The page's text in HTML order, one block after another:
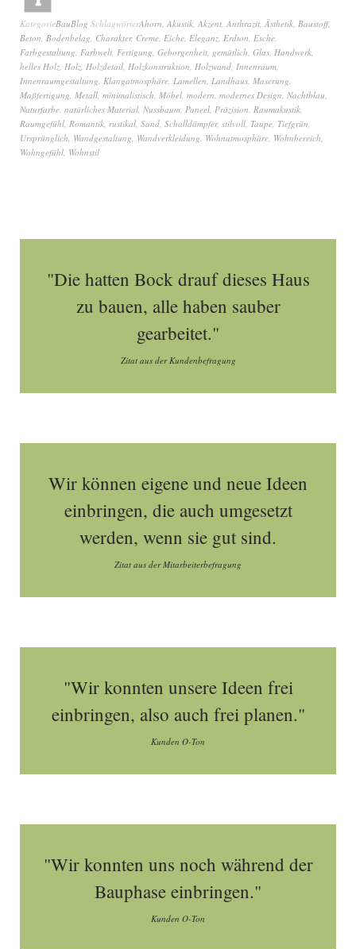
KategorieBauBlog SchlagwörterAhorn, Akustik, Akzent, Anthrazit, Ästhetik, Baustoff,
Beton, Bodenbelag, Charakter, Creme, Eiche, Eleganz, Erdton, Esche,
Farbgestaltung, Farbwelt, Fertigung, Geborgenheit, gemütlich, Glas, Handwerk,
helles Holz, Holz, Holzdetail, Holzkonstruktion, Holzwand, Innenraum,
Innenraumgestaltung, Klangatmosphäre, Lamellen, Landhaus, Maserung,
Maßfertigung, Metall, minimalistisch, Möbel, modern, modernes Design, Nachtblau,
Naturfarbe, natürliches Material, Nussbaum, Paneel, Präzision, Raumakustik,
Raumgefühl, Romantik, rustikal, Sand, Schalldämpfer, stilvoll, Taupe, Tiefgrün,
Ursprünglich, Wandgestaltung, Wandverkleidung, Wohnatmosphäre, Wohnbereich,
Wohngefühl, Wohnstil
"Die hatten Bock drauf dieses Haus
zu bauen, alle haben sauber
gearbeitet."
Zitat aus der Kundenbefragung
Wir können eigene und neue Ideen
einbringen, die auch umgesetzt
werden, wenn sie gut sind.
Zitat aus der Mitarbeiterbefragung
"Wir konnten unsere Ideen frei
einbringen, also auch frei planen."
Kunden O-Ton
"Wir konnten uns noch während der
Bauphase einbringen."
Kunden O-Ton